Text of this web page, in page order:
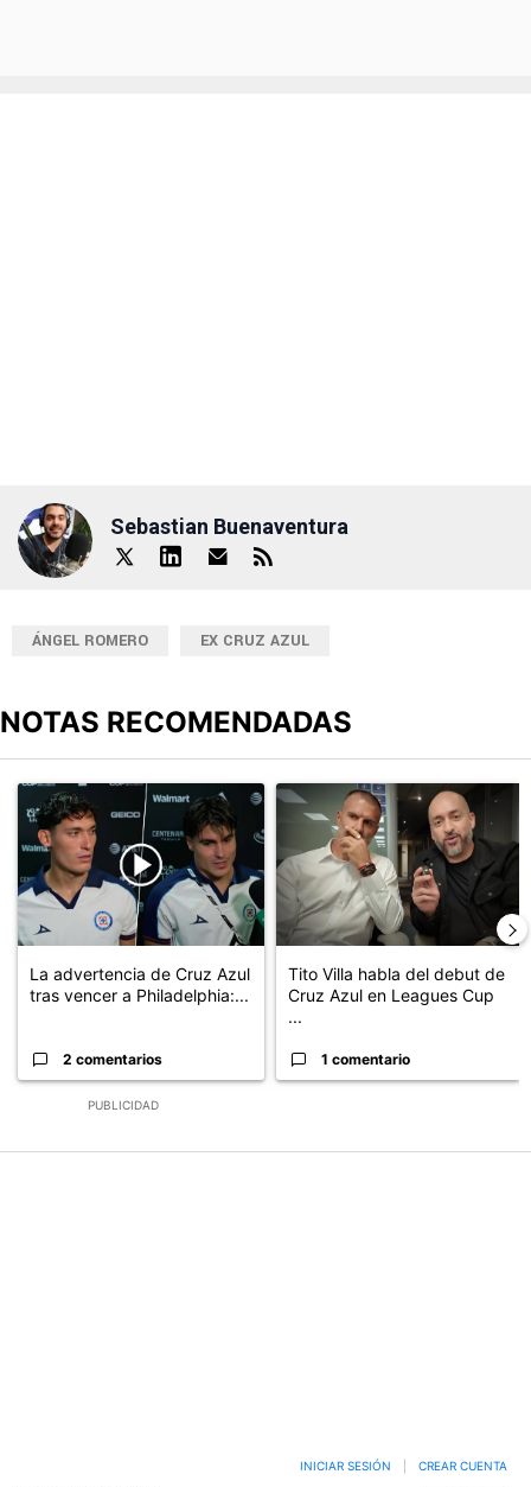
Sebastian Buenaventura
ÁNGEL ROMERO EX CRUZ AZUL
NOTAS RECOMENDADAS
PUBLICIDAD
Un artículo de tendencia con el título "La advertencia de Cruz
La advertencia de Cruz Azul
tras vencer a Philadelphia:...
2 comentarios
Un artículo de tendencia con el
Tito Villa habla del debut de
Cruz Azul en Leagues Cup
...
1 comentario
INICIAR SESIÓN CREAR CUENTA